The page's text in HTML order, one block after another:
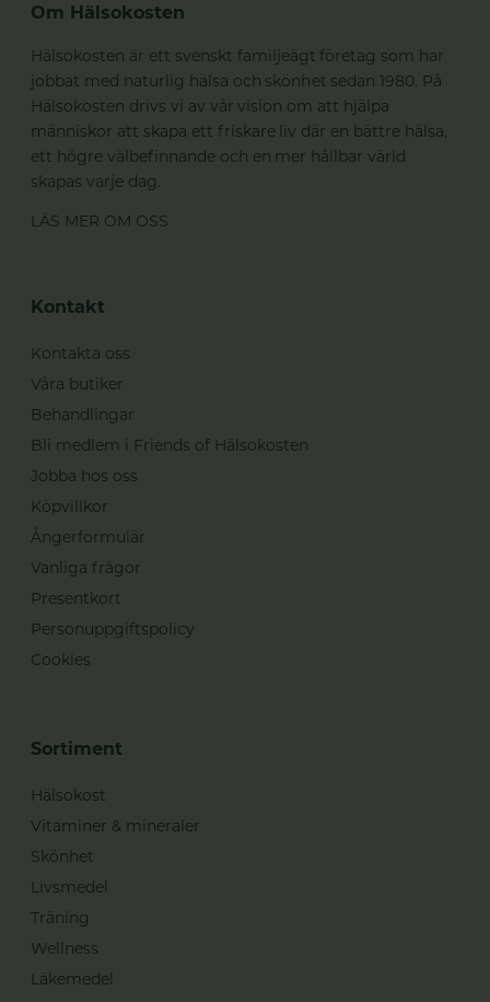
Om Hälsokosten
Hälsokosten är ett svenskt familjeägt företag som har
jobbat med naturlig hälsa och skönhet sedan 1980. På
Hälsokosten drivs vi av vår vision om att hjälpa
människor att skapa ett friskare liv där en bättre hälsa,
ett högre välbefinnande och en mer hållbar värld
skapas varje dag.
LÄS MER OM OSS
Kontakt
Kontakta oss
Våra butiker
Behandlingar
Bli medlem i Friends of Hälsokosten
Jobba hos oss
Köpvillkor
Ångerformulär
Vanliga frågor
Presentkort
Personuppgiftspolicy
Cookies
Sortiment
Hälsokost
Vitaminer & mineraler
Skönhet
Livsmedel
Träning
Wellness
Läkemedel